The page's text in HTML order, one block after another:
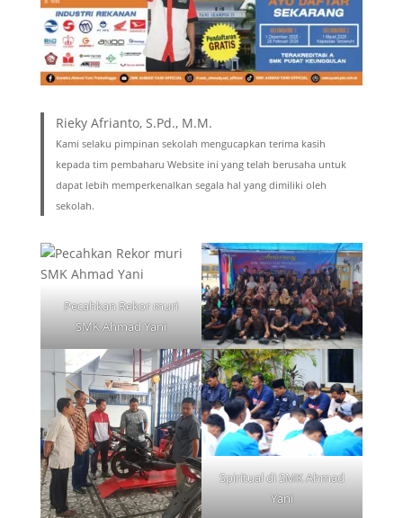
Rieky Afrianto, S.Pd., M.M.
Kami selaku pimpinan sekolah mengucapkan terima kasih
kepada tim pembaharu Website ini yang telah berusaha untuk
dapat lebih memperkenalkan segala hal yang dimiliki oleh
sekolah.
Pecahkan Rekor muri
SMK Ahmad Yani
Spiritual di SMK Ahmad
Yani